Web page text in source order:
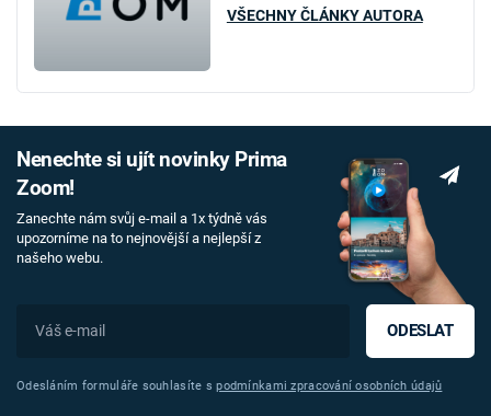
VŠECHNY ČLÁNKY AUTORA
Nenechte si ujít novinky Prima
Zoom!
Zanechte nám svůj e-mail a 1x týdně vás
upozorníme na to nejnovější a nejlepší z
našeho webu.
ODESLAT
Odesláním formuláře souhlasíte spodmínkami zpracování osobních údajů